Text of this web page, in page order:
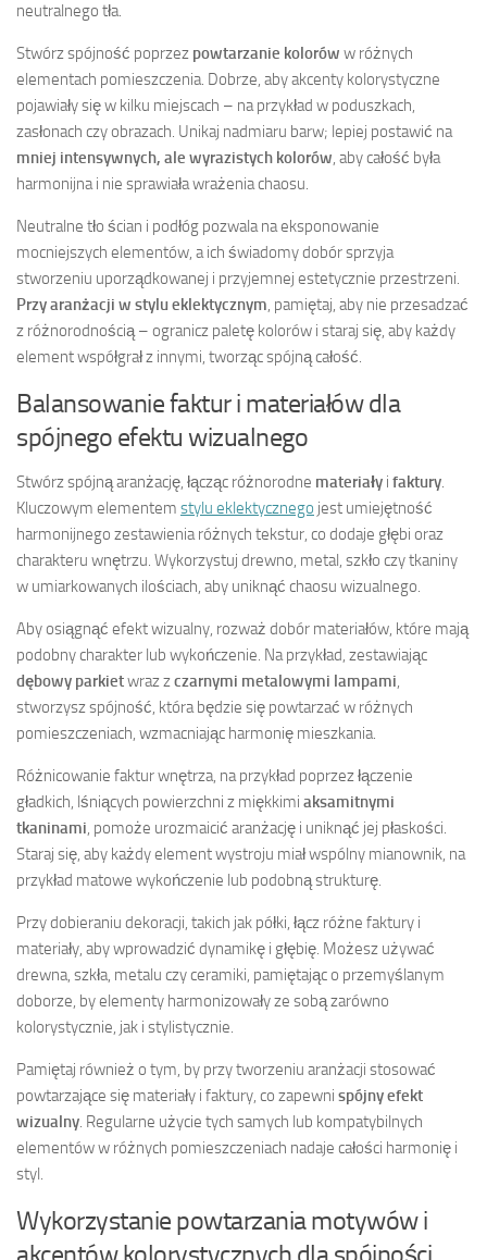
neutralnego tła.
Stwórz spójność poprzez powtarzanie kolorów w różnych
elementach pomieszczenia. Dobrze, aby akcenty kolorystyczne
pojawiały się w kilku miejscach – na przykład w poduszkach,
zasłonach czy obrazach. Unikaj nadmiaru barw; lepiej postawić na
mniej intensywnych, ale wyrazistych kolorów, aby całość była
harmonijna i nie sprawiała wrażenia chaosu.
Neutralne tło ścian i podłóg pozwala na eksponowanie
mocniejszych elementów, a ich świadomy dobór sprzyja
stworzeniu uporządkowanej i przyjemnej estetycznie przestrzeni.
Przy aranżacji w stylu eklektycznym, pamiętaj, aby nie przesadzać
z różnorodnością – ogranicz paletę kolorów i staraj się, aby każdy
element współgrał z innymi, tworząc spójną całość.
Balansowanie faktur i materiałów dla
spójnego efektu wizualnego
Stwórz spójną aranżację, łącząc różnorodne materiały i faktury.
Kluczowym elementem stylu eklektycznego jest umiejętność
harmonijnego zestawienia różnych tekstur, co dodaje głębi oraz
charakteru wnętrzu. Wykorzystuj drewno, metal, szkło czy tkaniny
w umiarkowanych ilościach, aby uniknąć chaosu wizualnego.
Aby osiągnąć efekt wizualny, rozważ dobór materiałów, które mają
podobny charakter lub wykończenie. Na przykład, zestawiając
dębowy parkietwraz zczarnymi metalowymi lampami,
stworzysz spójność, która będzie się powtarzać w różnych
pomieszczeniach, wzmacniając harmonię mieszkania.
Różnicowanie faktur wnętrza, na przykład poprzez łączenie
gładkich, lśniących powierzchni z miękkimi aksamitnymi
tkaninami, pomoże urozmaicić aranżację i uniknąć jej płaskości.
Staraj się, aby każdy element wystroju miał wspólny mianownik, na
przykład matowe wykończenie lub podobną strukturę.
Przy dobieraniu dekoracji, takich jak półki, łącz różne faktury i
materiały, aby wprowadzić dynamikę i głębię. Możesz używać
drewna, szkła, metalu czy ceramiki, pamiętając o przemyślanym
doborze, by elementy harmonizowały ze sobą zarówno
kolorystycznie, jak i stylistycznie.
Pamiętaj również o tym, by przy tworzeniu aranżacji stosować
powtarzające się materiały i faktury, co zapewni spójny efekt
wizualny. Regularne użycie tych samych lub kompatybilnych
elementów w różnych pomieszczeniach nadaje całości harmonię i
styl.
Wykorzystanie powtarzania motywów i